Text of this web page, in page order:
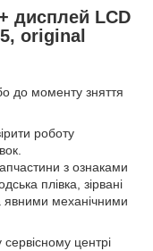
дисплей LCD
original
до моменту зняття
роботу
з ознаками
плівка, зірвані
явними механічними
центрі